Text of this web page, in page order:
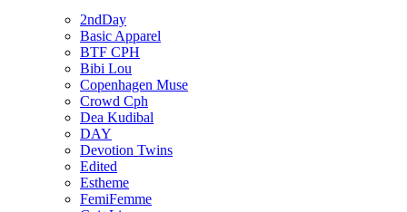
2ndDay
Basic Apparel
BTF CPH
Bibi Lou
Copenhagen Muse
Crowd Cph
Dea Kudibal
DAY
Devotion Twins
Edited
Estheme
FemiFemme